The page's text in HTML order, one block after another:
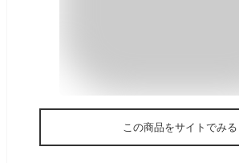
この商品をサイトでみる